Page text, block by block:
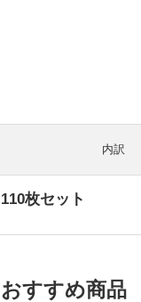
内訳
110枚セット
おすすめ商品